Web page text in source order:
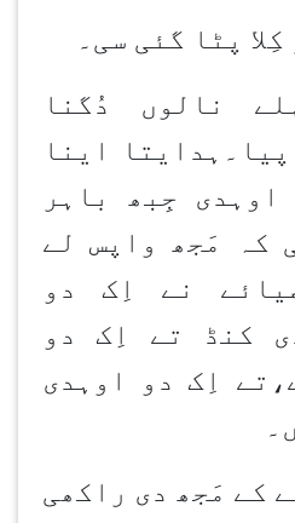
پٹا گئی سی۔
نالوں دُگنا
اینا
جِبھ باہر
کہ مَجھ واپس لے
نے اِک دو
کنڈ تے اِک دو
اِک دو اوہدی
کے مَجھ دی راکھی